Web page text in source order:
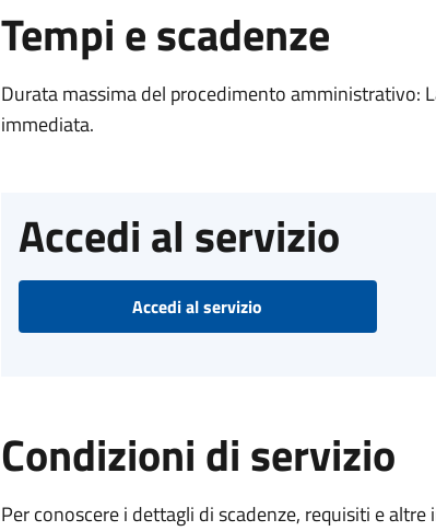
Tempi e scadenze
Durata massima del procedimento amministrativo:
immediata.
Accedi al servizio
Accedi al servizio
Condizioni di servizio
Per conoscere i dettagli di scadenze, requisiti e